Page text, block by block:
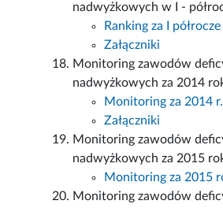
nadwyżkowych w I -
Ranking za I
Załączniki
Monitoring zawodów
nadwyżkowych za 2014
Monitoring za 2014 r.
Załączniki
Monitoring zawodów
nadwyżkowych za 2015
Monitoring za 2015
Monitoring zawodów